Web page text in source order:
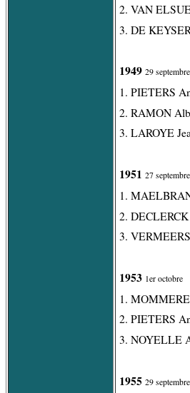
2. VAN
3. DE
1949 29 septembre
1. PIETERS
2. RAMON
3. LAROYE
1951 27 septembre
1.
2.
3.
1953 1er octobre
1.
2. PIETERS
3. NOYELLE
1955 29 septembre